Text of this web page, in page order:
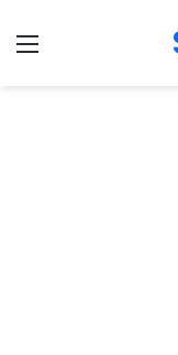
Menu